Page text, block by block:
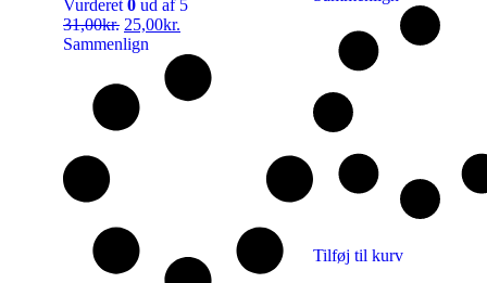
Vurderet0 ud af 5
31,00kr. 25,00kr.
Sammenlign
Tilføj til kurv